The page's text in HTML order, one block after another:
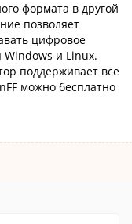
формата в другой
позволяет
цифровое
Windows и Linux.
поддерживает все
можно бесплатно